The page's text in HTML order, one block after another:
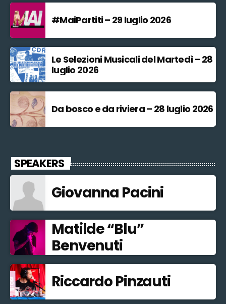
#MaiPartiti – 29 luglio 2026
Le Selezioni Musicali del Martedì – 28
luglio 2026
Da bosco e da riviera – 28 luglio 2026
SPEAKERS
Giovanna Pacini
Matilde “Blu”
Benvenuti
Riccardo Pinzauti